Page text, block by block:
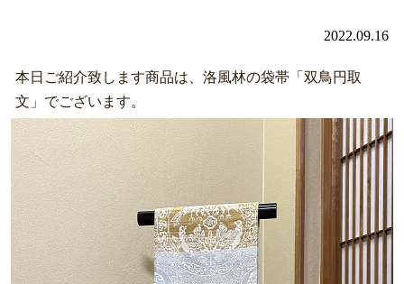
2022.09.16
本日ご紹介致します商品は、洛風林の袋帯「双鳥円取
文」でございます。